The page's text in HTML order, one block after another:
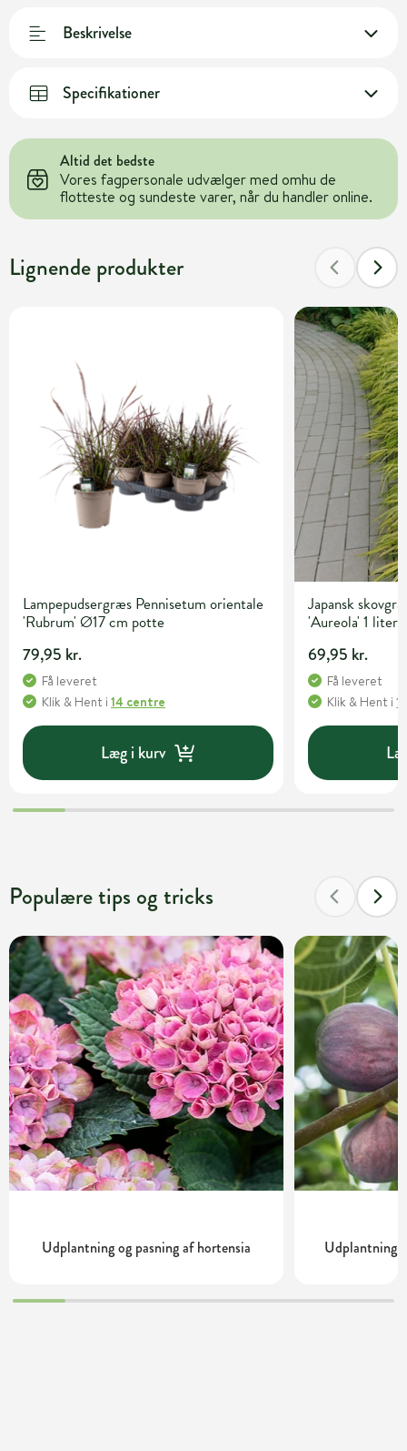
Beskrivelse
Specifikationer
Altid det bedste
Vores fagpersonale udvælger med omhu de
flotteste og sundeste varer, når du handler online.
Lignende produkter
Lampepudsergræs Pennisetum orientale
'Rubrum' Ø17 cm potte
79,95 kr.
Få leveret
Klik & Hent i 14 centre
Læg i kurv
Japansk
'Aureola' 1 liter
69,95 kr.
Få leveret
Klik & Hent i
Populære tips og tricks
Udplantning og pasning af hortensia Udplantning